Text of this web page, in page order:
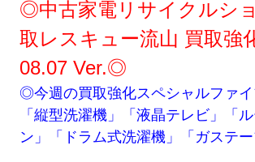
◎中古家電リサイクルシ
取レスキュー流山 買取強
08.07 Ver.◎
◎今週の買取強化スペシャルファ
「縦型洗濯機」「液晶テレビ」「
ン」「ドラム式洗濯機」「ガステー